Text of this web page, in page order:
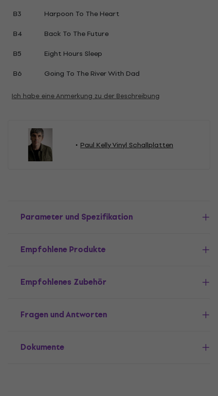
B3
Harpoon To The Heart
B4
Back To The Future
B5
Eight Hours Sleep
B6
Going To The River With Dad
Ich habe eine Anmerkung zu der Beschreibung
Paul Kelly Vinyl Schallplatten
Parameter und Spezifikation
Empfohlene Produkte
Empfohlenes Zubehör
Fragen und Antworten
Dokumente